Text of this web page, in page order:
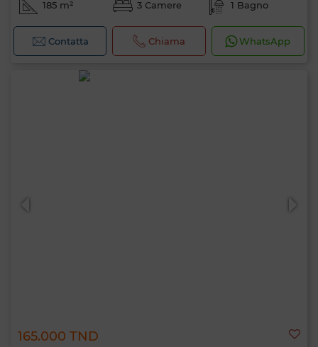
185 m² 3 Camere 1 Bagno
Contatta Chiama WhatsApp
165.000 TND